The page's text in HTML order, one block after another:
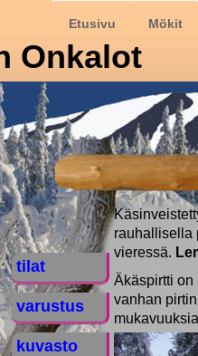
Etusivu Mökit
tilat
varustus
kuvasto
Onkalot
rauhallisella
vieressä.
Äkäspirtti on
vanhan